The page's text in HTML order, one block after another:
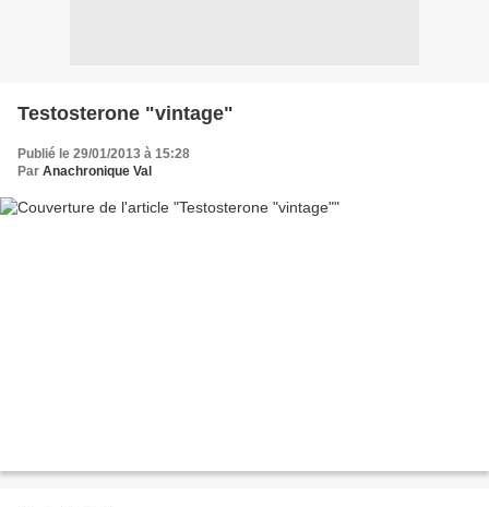
Testosterone "vintage"
Publié le 29/01/2013 à 15:28
Par Anachronique Val